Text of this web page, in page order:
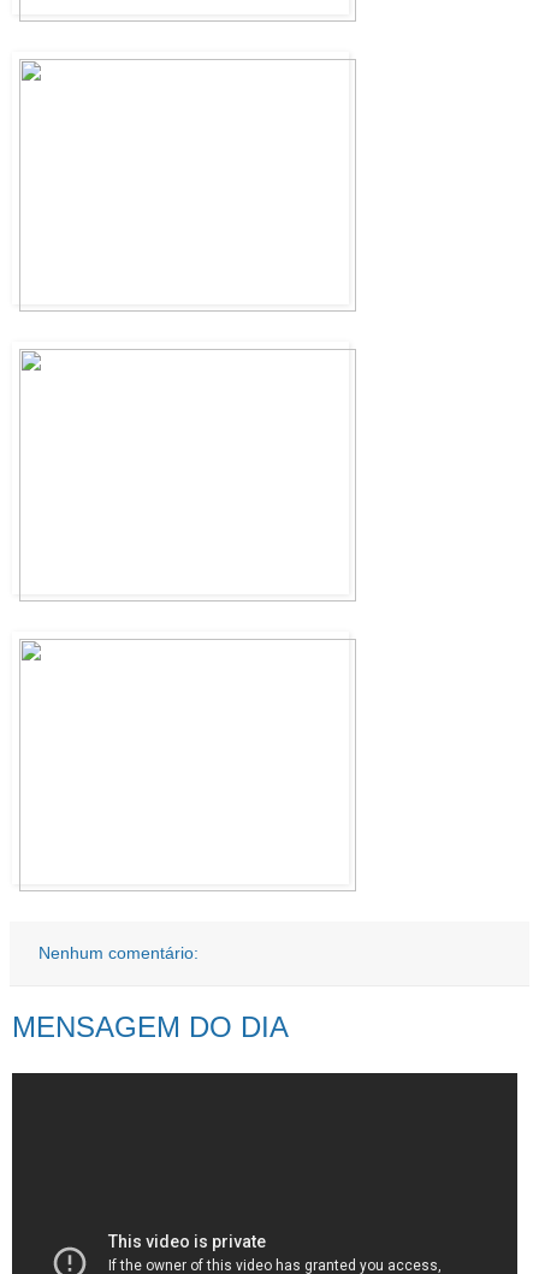
Nenhum comentário:
MENSAGEM DO DIA